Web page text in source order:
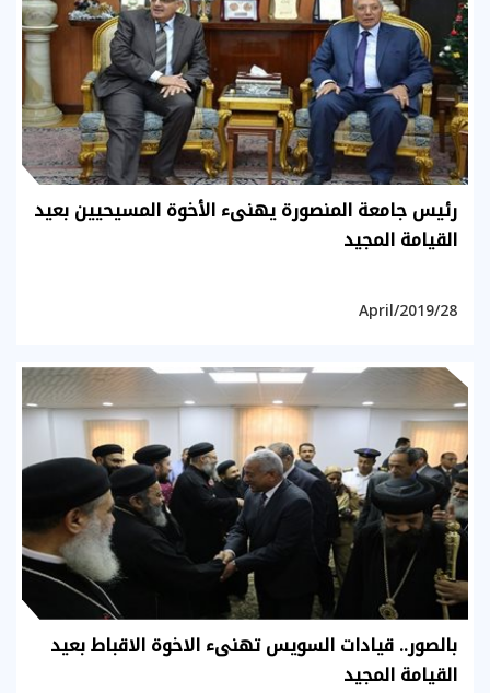
رئيس جامعة المنصورة يهنىء الأخوة المسيحيين بعيد
القيامة المجيد
28/April/2019
بالصور.. قيادات السويس تهنىء الاخوة الاقباط بعيد
القيامة المجيد